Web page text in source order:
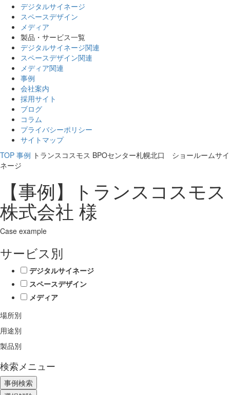
デジタルサイネージ
スペースデザイン
メディア
製品・サービス一覧
デジタルサイネージ関連
スペースデザイン関連
メディア関連
事例
会社案内
採用サイト
ブログ
コラム
プライバシーポリシー
サイトマップ
TOP 事例 トランスコスモス BPOセンター札幌北口 ショールームサイ
ネージ
【事例】トランスコスモス
株式会社 様
Case example
サービス別
デジタルサイネージ
スペースデザイン
メディア
場所別
用途別
製品別
検索メニュー